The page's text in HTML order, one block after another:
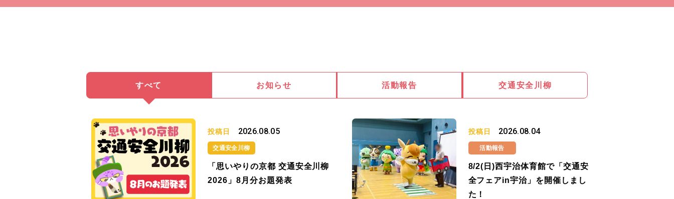
すべて お知らせ 活動報告 交通安全川柳
投稿日 2026.08.05
交通安全川柳
「思いやりの京都 交通安全川柳
2026」8月分お題発表
投稿日 2026.08.04
活動報告
8/2(日)西宇治体育館で「交通安
全フェアin宇治」を開催しまし
た！